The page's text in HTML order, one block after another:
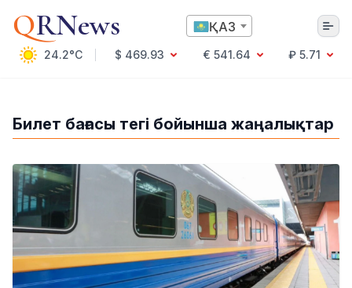
QRNews ҚАЗ
24.2°C $ 469.93 € 541.64
₽ 5.71
Мәдениет
Саясат
Технология
Экономика
Әлемде
Қоғам
Білім және Ғылым
Билет бағасы тегі бойынша жаңалықтар